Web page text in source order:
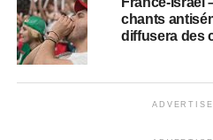
chants
diffusera des